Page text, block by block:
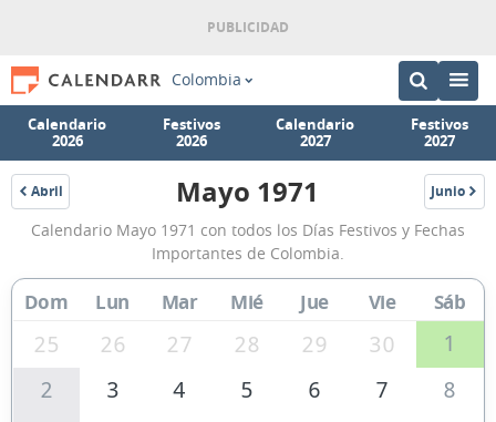
Colombia
Calendario
2026
Festivos
2026
Calendario
2027
Festivos
2027
Abril
1971
Calendario
Mayo
1971
de
Colombia
Mayo 1971 Junio
1971
Calendario Mayo 1971 con todos los Días Festivos y Fechas
Importantes de Colombia.
Dom Lun Mar Mié Jue Vie Sáb
25 26 27 28 29 30
1
2
3 4 5 6 7
8